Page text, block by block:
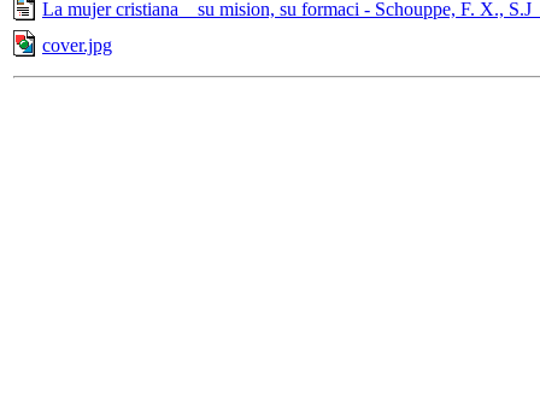
La mujer cristiana _ su mision, su formaci - Schouppe, F. X.,
cover.jpg